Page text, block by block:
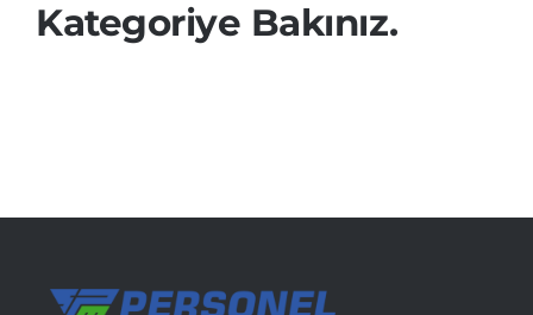
Kategoriye Bakınız.